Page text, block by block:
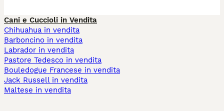
Cani e Cuccioli in Vendita
Chihuahua in vendita
Barboncino in vendita
Labrador in vendita
Pastore Tedesco in vendita
Bouledogue Francese in vendita
Jack Russell in vendita
Maltese in vendita